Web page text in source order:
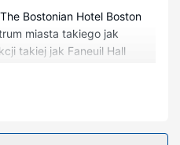
Bostonian Hotel Boston
miasta takiego jak
takiej jak Faneuil Hall
(butikowy) znajduje się 0,9